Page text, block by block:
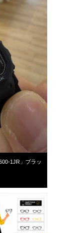
1JR」ブラッ
887
st-ailes